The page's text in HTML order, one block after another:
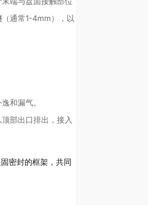
（通常1-4mm），以
和漏气。
部出口排出，接入
密封的框架，共同